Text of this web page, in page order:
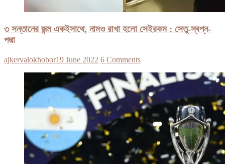
৩ সন্তানের জন্ম একইসাথে, নামও রাখা হলো সেইরকম : সেতু-স্বপ্ন-
পদ্মা
ajkervalokhobor19 June 2022 6 Comments